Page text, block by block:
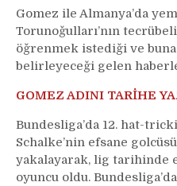
Gomez ile Almanya’da
Torunoğulları’nın
öğrenmek istediği ve
belirleyeceği gelen
GOMEZ ADINI TARİHE
Bundesliga’da 12. hat-
Schalke’nin efsane
yakalayarak, lig tarihinde
oyuncu oldu.